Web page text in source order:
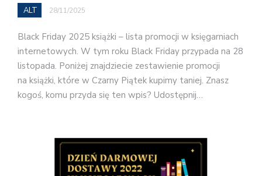
ALT 28/11/2025
Black Friday 2025 książki – lista promocji w księgarniach
internetowych. W tym roku Black Friday przypada na 28
listopada. Poniżej znajdziecie zestawienie promocji
na książki, które w Czarny Piątek kupimy taniej. Znasz
kogoś, komu przyda się ten wpis? Udostępnij…